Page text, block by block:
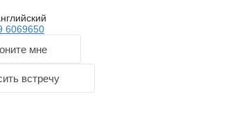
6069650
мне
встречу